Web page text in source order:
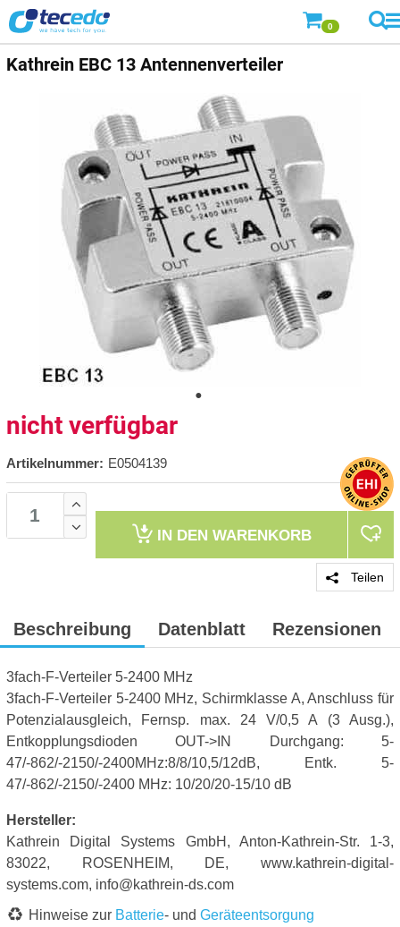
0
Kathrein EBC 13 Antennenverteiler
nicht verfügbar
Artikelnummer: E0504139
IN DEN WARENKORB
Teilen
Beschreibung Datenblatt Rezensionen
3fach-F-Verteiler 5-2400 MHz
3fach-F-Verteiler 5-2400 MHz, Schirmklasse A, Anschluss für
Potenzialausgleich, Fernsp. max. 24 V/0,5 A (3 Ausg.),
Entkopplungsdioden OUT->IN Durchgang: 5-
47/-862/-2150/-2400MHz:8/8/10,5/12dB, Entk. 5-
47/-862/-2150/-2400 MHz: 10/20/20-15/10 dB
Hersteller:
Kathrein Digital Systems GmbH, Anton-Kathrein-Str. 1-3,
83022, ROSENHEIM, DE, www.kathrein-digital-
systems.com, info@kathrein-ds.com
Hinweise zur Batterie- und Geräteentsorgung